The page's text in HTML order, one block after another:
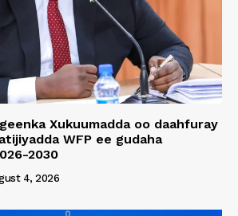
Xukuumadda oo daahfuray
WFP ee gudaha
2030
4, 2026